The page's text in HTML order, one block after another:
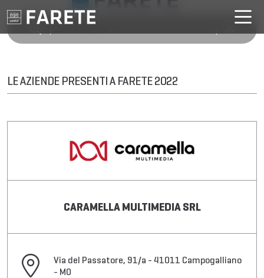
LE AZIENDE PRESENTI A FARETE 2022
CARAMELLA MULTIMEDIA SRL
Via del Passatore, 91/a - 41011 Campogalliano
- MO